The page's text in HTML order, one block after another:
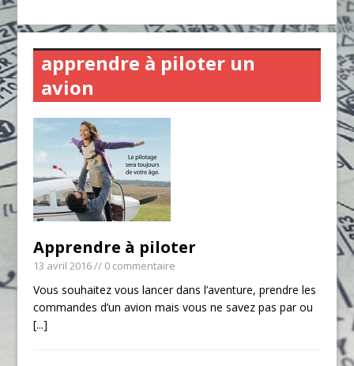
apprendre à piloter un
avion
Apprendre à piloter
13 avril 2016// 0 commentaire
Vous souhaitez vous lancer dans l’aventure, prendre les
commandes d’un avion mais vous ne savez pas par ou
[...]